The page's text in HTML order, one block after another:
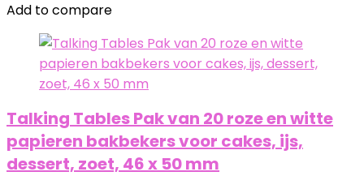
Add to compare
Talking Tables Pak van 20 roze en witte
papieren bakbekers voor cakes, ijs,
dessert, zoet, 46 x 50 mm